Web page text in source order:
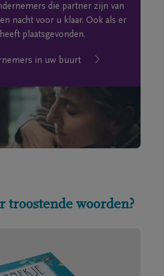
die partner zijn van
en nacht voor u klaar. Ook als er
plaatsgevonden.
in uw buurt
troostende woorden?